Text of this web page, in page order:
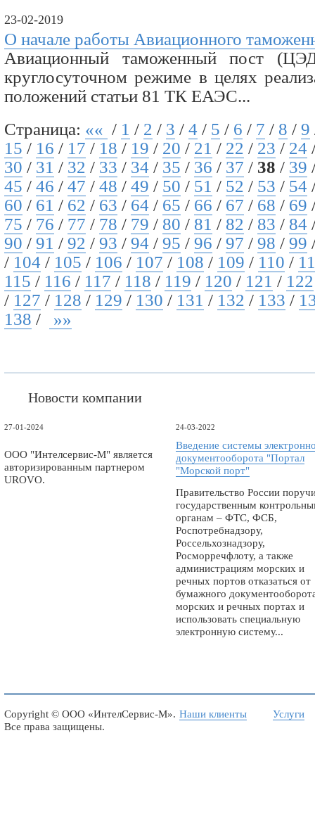
23-02-2019
О начале работы Авиационного
Авиационный таможенный пост
круглосуточном режиме в целях
положений статьи 81 ТК ЕАЭС...
Страница: «« / 1 / 2 / 3 / 4 / 5 / 6 / 7 / 8 / 9
15 / 16 / 17 / 18 / 19 / 20 / 21 / 22 / 23 / 24
30 / 31 / 32 / 33 / 34 / 35 / 36 / 37 / 38 / 39
45 / 46 / 47 / 48 / 49 / 50 / 51 / 52 / 53 / 54
60 / 61 / 62 / 63 / 64 / 65 / 66 / 67 / 68 / 69
75 / 76 / 77 / 78 / 79 / 80 / 81 / 82 / 83 / 84
90 / 91 / 92 / 93 / 94 / 95 / 96 / 97 / 98 / 99
/ 104 / 105 / 106 / 107 / 108 / 109 / 110 /
115 / 116 / 117 / 118 / 119 / 120 / 121 / 122
/ 127 / 128 / 129 / 130 / 131 / 132 / 133 /
138 / »»
Новости компании
27-01-2024
ООО "Интелсервис-М" является
авторизированным партнером
UROVO.
24-03-2022
Введение системы
документооборота "Портал
"Морской порт"
Правительство России
государственным
органам – ФТС, ФСБ,
Роспотребнадзору,
Россельхознадзору,
Росморречфлоту, а также
администрациям морских и
речных портов отказаться от
бумажного
морских и речных портах и
использовать специальную
электронную систему...
Copyright © ООО «ИнтелСервис-М».
Все права защищены.
Наши клиенты Услуги